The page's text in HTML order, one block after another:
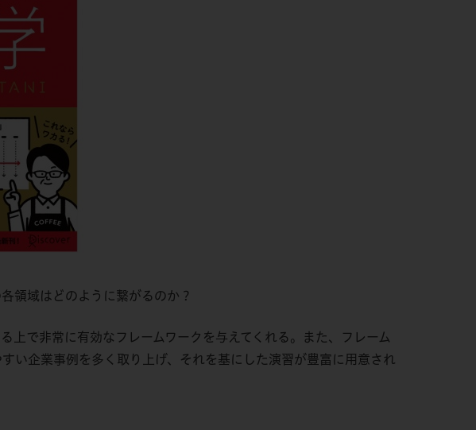
領域はどのように繋がるのか？
上で非常に有効なフレームワークを与えてくれる。また、フレーム
い企業事例を多く取り上げ、それを基にした演習が豊富に用意され